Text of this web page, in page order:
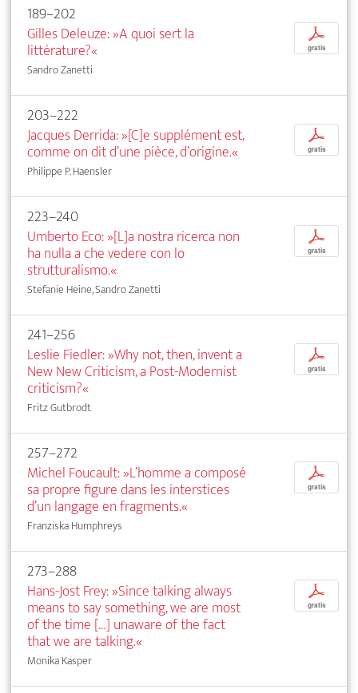
189–202
Gilles Deleuze: »A quoi sert la
littérature?«
Sandro Zanetti
p
gratis
203–222
Jacques Derrida: »[C]e supplément est,
comme on dit d’une pièce, d’origine.«
Philippe P. Haensler
p
gratis
223–240
Umberto Eco: »[L]a nostra ricerca non
ha nulla a che vedere con lo
strutturalismo.«
Stefanie Heine, Sandro Zanetti
p
gratis
241–256
Leslie Fiedler: »Why not, then, invent a
New New Criticism, a Post-Modernist
criticism?«
Fritz Gutbrodt
p
gratis
257–272
Michel Foucault: »L’homme a composé
sa propre figure dans les interstices
d’un langage en fragments.«
Franziska Humphreys
p
gratis
273–288
Hans-Jost Frey: »Since talking always
means to say something, we are most
of the time […] unaware of the fact
that we are talking.«
Monika Kasper
p
gratis